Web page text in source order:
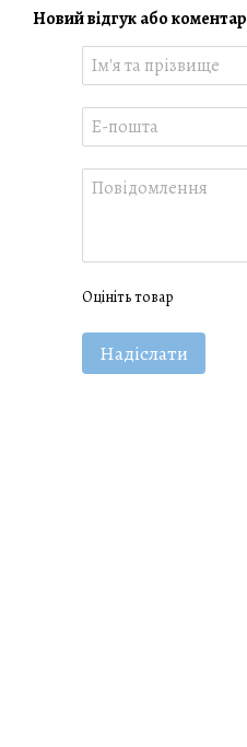
Новий відгук або коментар
Оцініть товар
Надіслати